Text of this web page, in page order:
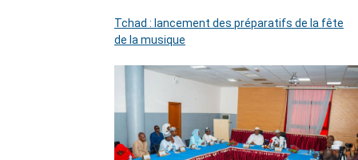
Tchad : lancement des préparatifs de la fête
de la musique